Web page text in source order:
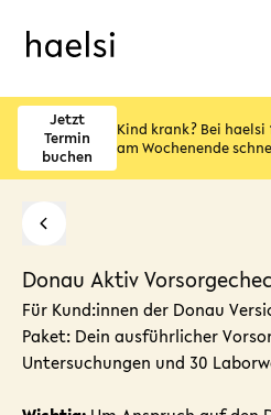
Jetzt
Termin
buchen
Kind krank? Bei
am Wochenende
Donau Aktiv
Für Kund:innen der Donau
Paket: Dein ausführlicher
Untersuchungen und 30